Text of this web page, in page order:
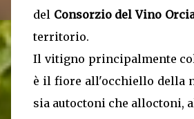
del Consorzio del Vino
territorio.
Il vitigno principalmente
è il fiore all'occhiello della
sia autoctoni che alloctoni,